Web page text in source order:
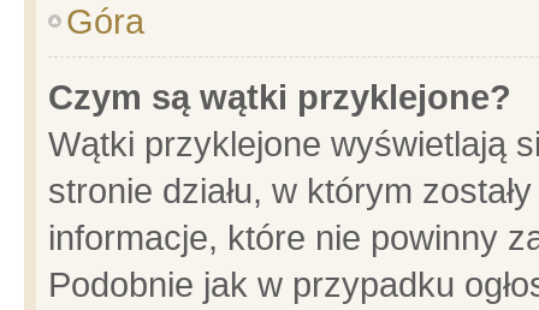
Góra
Czym są wątki przyklejone?
Wątki przyklejone wyświetlają
stronie działu, w którym
informacje, które nie powinny
Podobnie jak w przypadku